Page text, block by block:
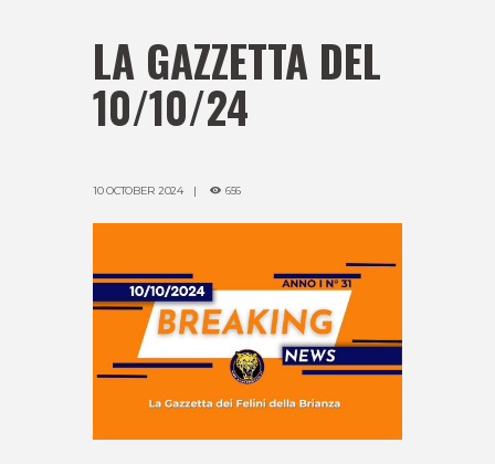
LA GAZZETTA DEL
10/10/24
10 OCTOBER 2024 656